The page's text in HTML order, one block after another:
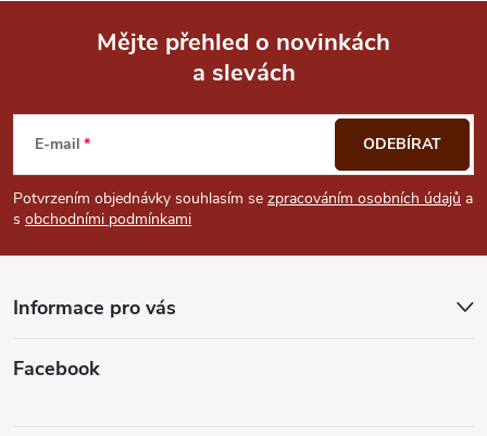
p
a
Mějte přehled o novinkách
a slevách
E-mail
Potvrzením objednávky souhlasím se zpracováním osobních údajů a
s obchodními podmínkami
ODEBÍRAT
Informace pro vás
Facebook